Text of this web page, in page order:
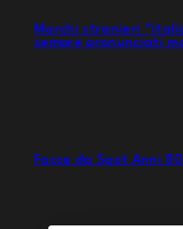
Marchi stranieri
sempre pronunciati
Facce da Spot Anni